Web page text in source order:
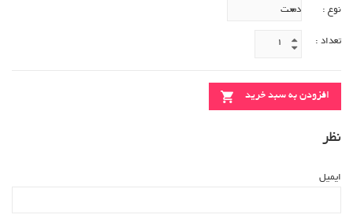
نوع :
تعداد :
افزودن به سبد خرید
نظر
ایمیل